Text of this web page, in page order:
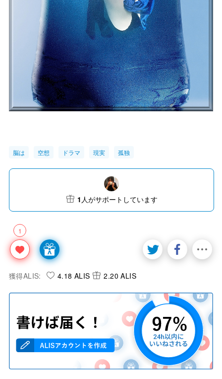
脳は 空想 ドラマ 現実 孤独
1
1 人がサポートしています
獲得ALIS: 4.18 ALIS 2.20 ALIS